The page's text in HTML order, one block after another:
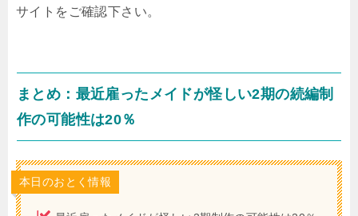
サイトをご確認下さい。
まとめ：最近雇ったメイドが怪しい2期の続編制
作の可能性は20％
本日のおとく情報